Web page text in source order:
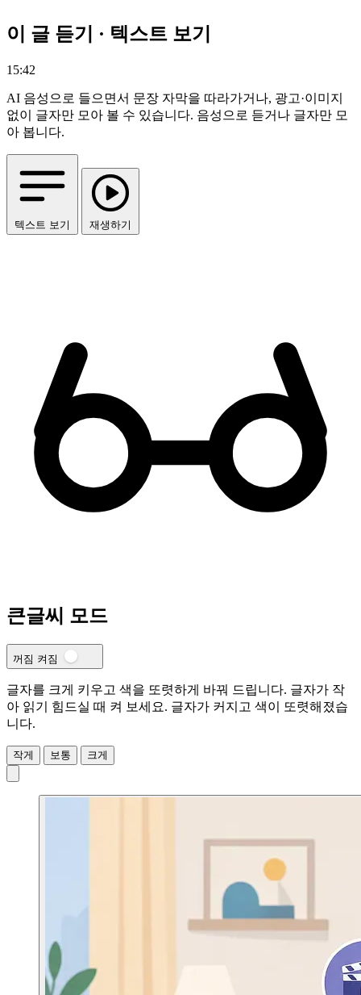
이 글 듣기 · 텍스트 보기
15:42
AI 음성으로 들으면서 문장 자막을 따라가거나, 광고·이미지
없이 글자만 모아 볼 수 있습니다. 음성으로 듣거나 글자만 모
아 봅니다.
텍스트 보기 재생하기
큰글씨 모드
꺼짐 켜짐
글자를 크게 키우고 색을 또렷하게 바꿔 드립니다. 글자가 작
아 읽기 힘드실 때 켜 보세요. 글자가 커지고 색이 또렷해졌습
니다.
작게 보통 크게